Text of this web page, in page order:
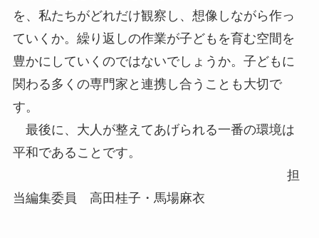
を、私たちがどれだけ観察し、想像しながら作っ
ていくか。繰り返しの作業が子どもを育む空間を
豊かにしていくのではないでしょうか。子どもに
関わる多くの専門家と連携し合うことも大切で
す。
最後に、大人が整えてあげられる一番の環境は
平和であることです。
担
当編集委員 高田桂子・馬場麻衣